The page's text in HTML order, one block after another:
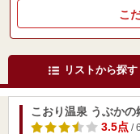
こ
リストから探す
こおり温泉 うぶかの
3.5点/